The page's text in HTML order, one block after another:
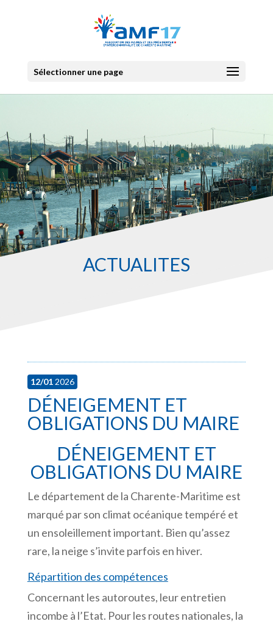
Sélectionner une page
ACTUALITES
12/012026
DÉNEIGEMENT ET
OBLIGATIONS DU MAIRE
DÉNEIGEMENT ET
OBLIGATIONS DU MAIRE
Le département de la Charente-Maritime est
marqué par son climat océanique tempéré et
un ensoleillement important. Bien qu’assez
rare, la neige s’invite parfois en hiver.
Répartition des compétences
Concernant les autoroutes, leur entretien
incombe à l’Etat. Pour les routes nationales, la